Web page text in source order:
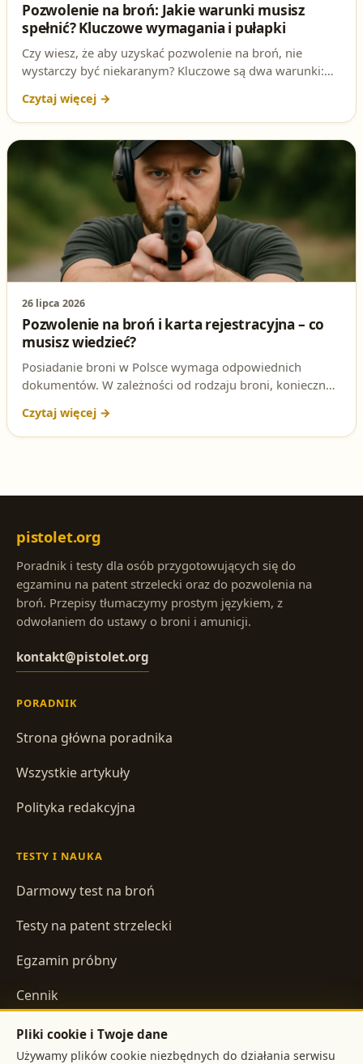
Pozwolenie na broń: Jakie warunki musisz
spełnić? Kluczowe wymagania i pułapki
Czy wiesz, że aby uzyskać pozwolenie na broń, nie
wystarczy być niekaranym? Kluczowe są dwa warunki:
posiadania broni. Sprawdź, co dokładnie mówi prawo i
uniknij błędów przy składaniu wniosku!
26 lipca 2026
Pozwolenie na broń i karta rejestracyjna – co
musisz wiedzieć?
Posiadanie broni w Polsce wymaga odpowiednich
dokumentów. W zależności od rodzaju broni, konieczne
przepisy regulują tę kwestię i kto może wydać
wymagane dokumenty.
pistolet.org
Poradnik i testy dla osób przygotowujących się do
egzaminu na patent strzelecki oraz do pozwolenia na
broń. Przepisy tłumaczymy prostym językiem, z
odwołaniem do ustawy o broni i amunicji.
kontakt@pistolet.org
PORADNIK
Strona główna poradnika
Wszystkie artykuły
Polityka redakcyjna
TESTY I NAUKA
Darmowy test na broń
Testy na patent strzelecki
Egzamin próbny
Cennik
INFORMACJE
Pliki cookie i Twoje dane
Używamy plików cookie niezbędnych do działania serwisu